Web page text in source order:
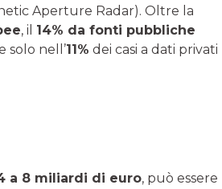
Aperture Radar). Oltre la
, il 14% da fonti pubbliche
solo nell’11% dei casi a dati privati
a 8 miliardi di euro, può essere